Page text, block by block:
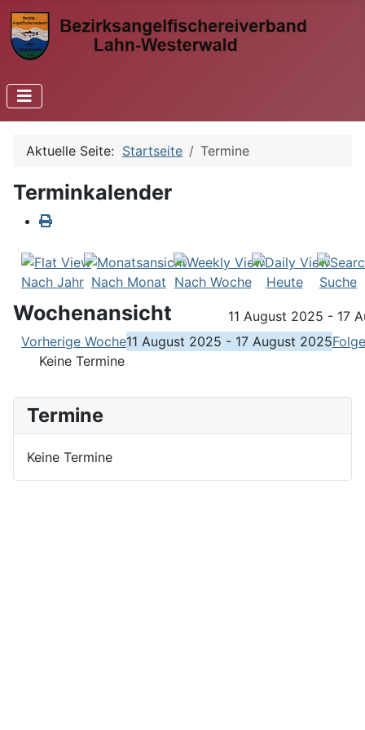
Termine
Keine Termine
Aktuelle Seite: Startseite Termine
Terminkalender
Nach Jahr Nach Monat Nach Woche Heute Suche
Wochenansicht
11 August 2025 - 17
Vorherige Woche11 August 2025 - 17 August 2025
Keine Termine